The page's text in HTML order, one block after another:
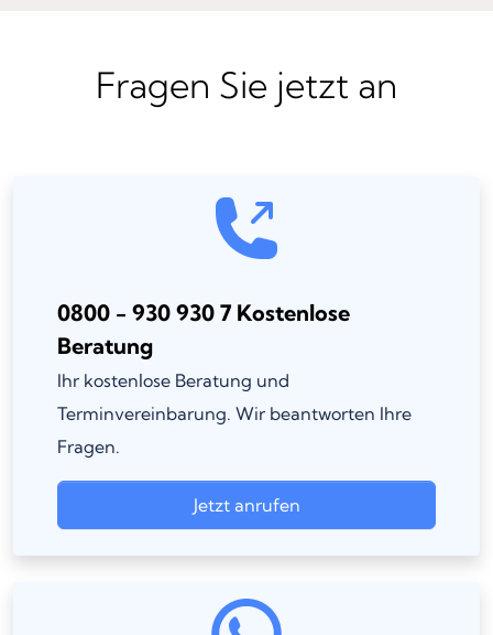
Fragen Sie jetzt an
0800 - 930 930 7 Kostenlose
Beratung
Ihr kostenlose Beratung und
Terminvereinbarung. Wir beantworten Ihre
Fragen.
Jetzt anrufen